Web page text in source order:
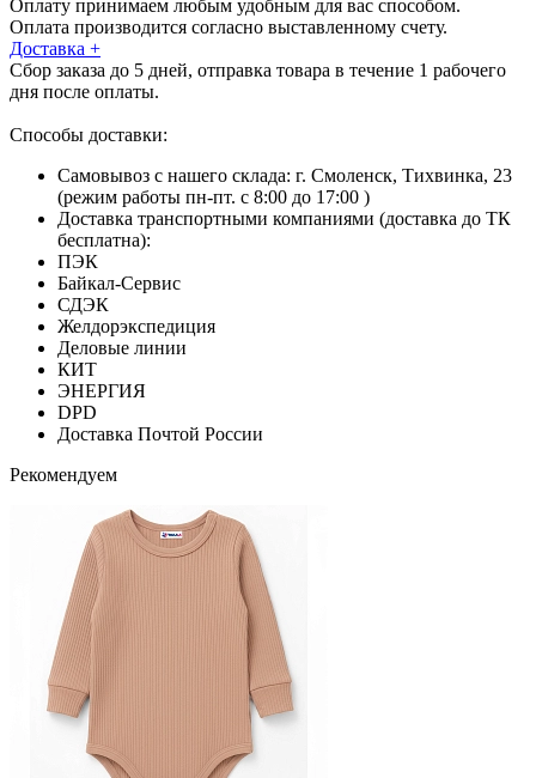
Оплату принимаем любым удобным для вас способом.
Оплата производится согласно выставленному счету.
Доставка +
Сбор заказа до 5 дней, отправка товара в течение 1 рабочего
дня после оплаты.
Способы доставки:
Самовывоз с нашего склада: г. Смоленск, Тихвинка, 23
(режим работы пн-пт. с 8:00 до 17:00 )
Доставка транспортными компаниями (доставка до ТК
бесплатна):
ПЭК
Байкал-Сервис
СДЭК
Желдорэкспедиция
Деловые линии
КИТ
ЭНЕРГИЯ
DPD
Доставка Почтой России
Рекомендуем